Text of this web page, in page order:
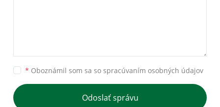
* Oboznámil som sa so spracúvaním osobných údajov
Odoslať správu